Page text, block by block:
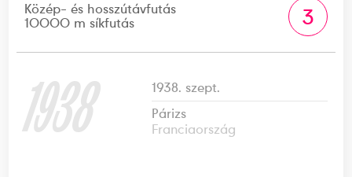
Közép- és hosszútávfutás
10000 m síkfutás
3
1938
1938. szept.
Párizs
Franciaország